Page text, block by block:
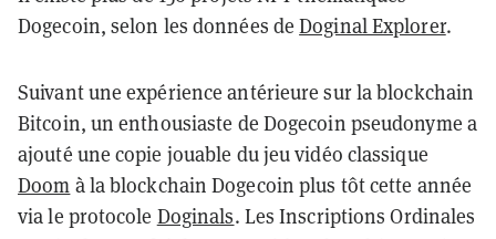
Dogecoin, selon les données deDoginal Explorer.
Suivant une expérience antérieure sur la blockchain
Bitcoin, un enthousiaste de Dogecoin pseudonyme a
ajouté une copie jouable du jeu vidéo classique
Doom à la blockchain Dogecoin plus tôt cette année
via le protocole Doginals. Les Inscriptions Ordinales